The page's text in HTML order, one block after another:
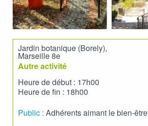
Jardin botanique (Borely),
Marseille 8e
Autre activité
Heure de début : 17h00
Heure de fin : 18h00
Public : Adhérents aimant le bien-être